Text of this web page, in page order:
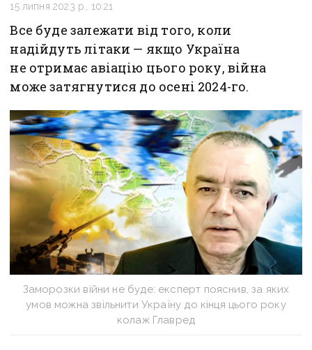
15 липня 2023 р., 10:21
Все буде залежати від того, коли
надійдуть літаки — якщо Україна
не отримає авіацію цього року, війна
може затягнутися до осені 2024-го.
Заморозки війни не буде: експерт пояснив, за яких
умов можна звільнити Україну до кінця цього року
колаж Главред